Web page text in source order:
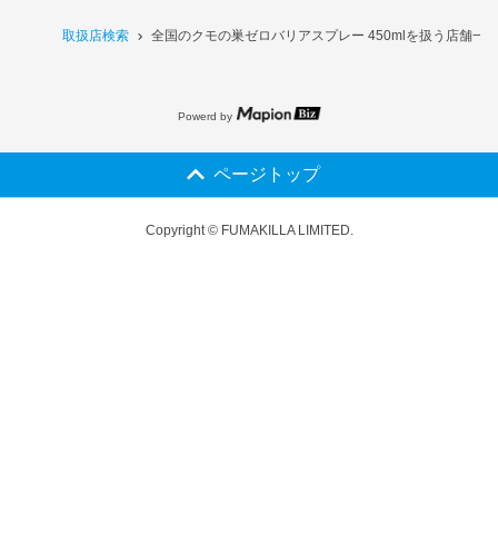
取扱店検索 全国のクモの巣ゼロバリアスプレー 450mlを扱う店舗一覧
Powerd by
ページトップ
Copyright © FUMAKILLA LIMITED.